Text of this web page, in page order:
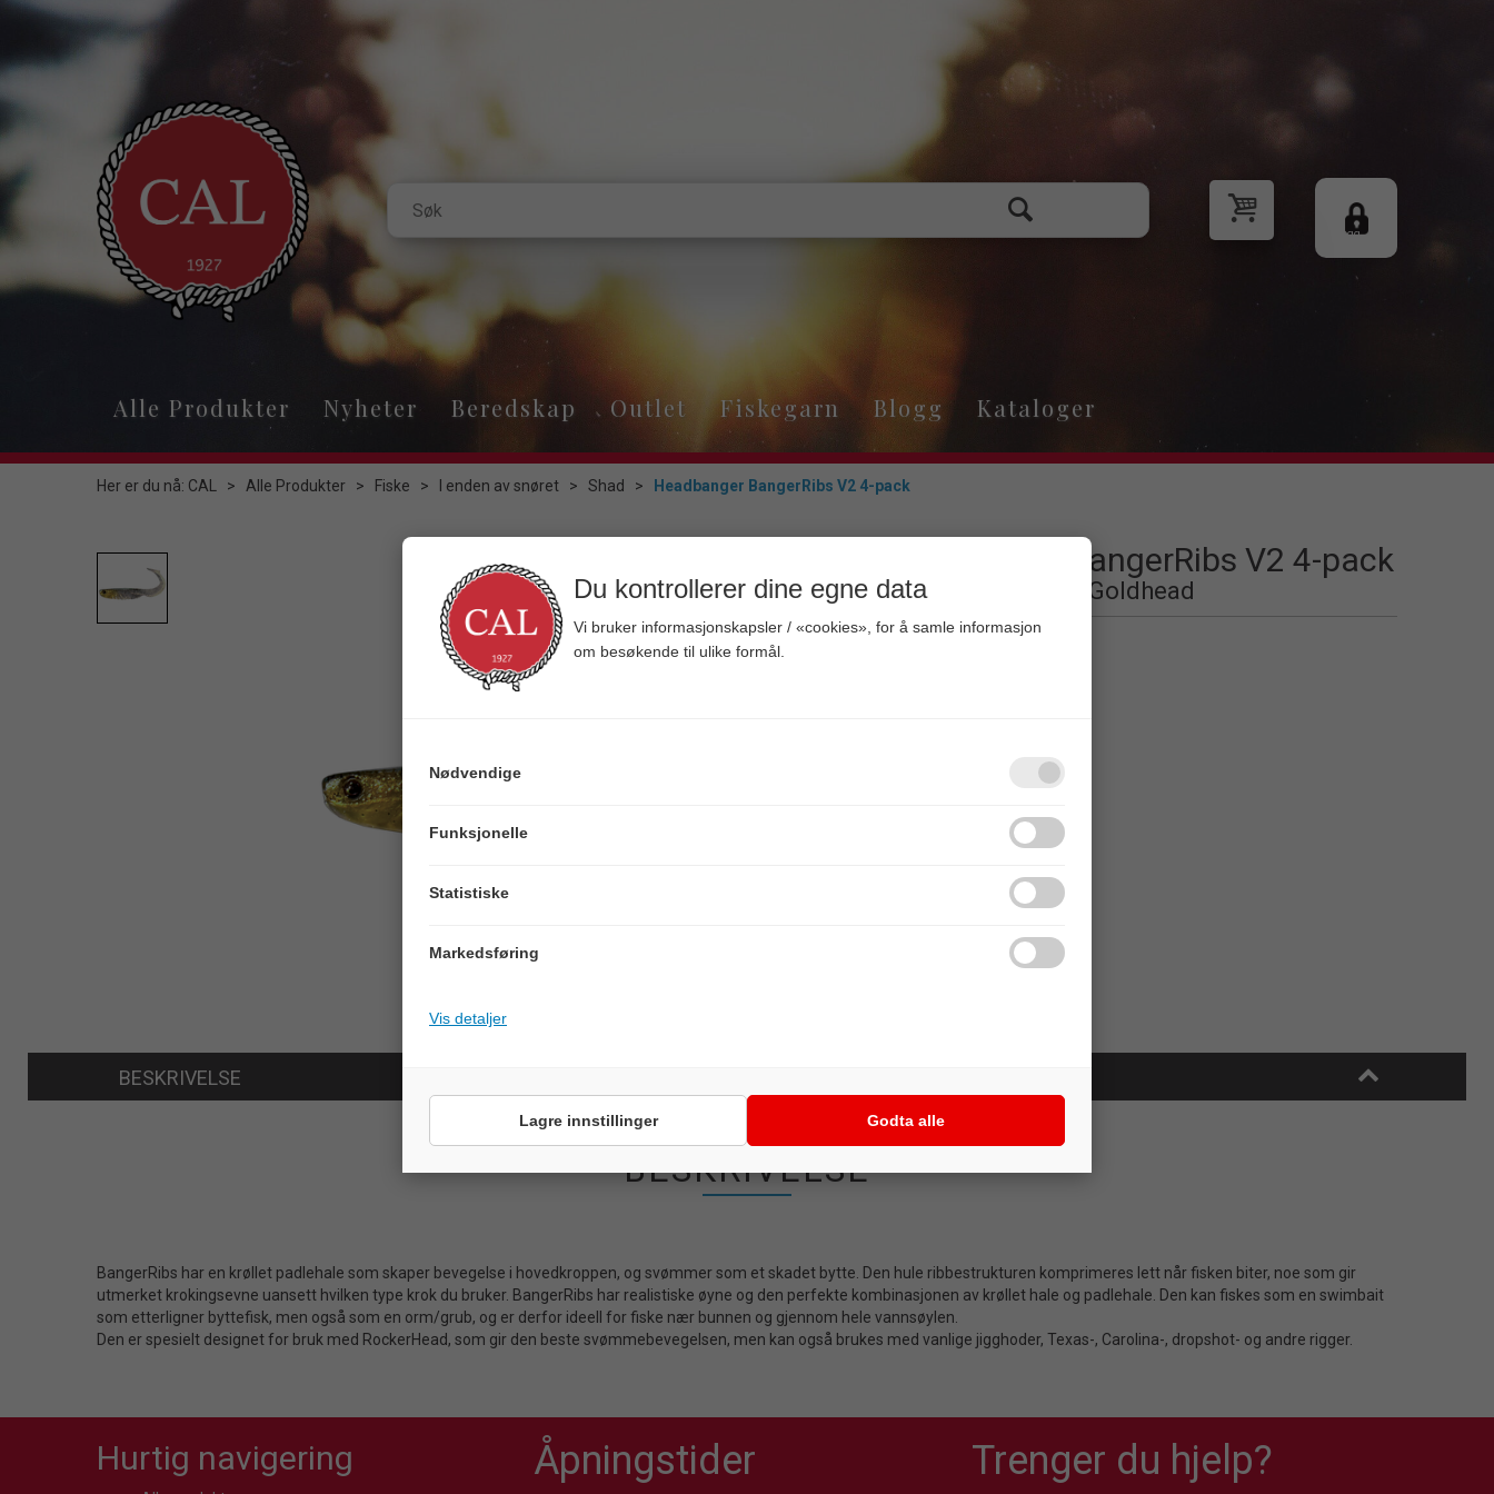
Logg
Alle Produkter Nyheter Beredskap Outlet Fiskegarn Blogg Kataloger
Her er du nå: CAL > Alle Produkter > Fiske > I enden av snøret > Shad > Headbanger BangerRibs V2 4-pack
Headbanger BangerRibs V2 4-pack
8,6 cm Softbait 7 g Goldhead
Varenr:106284
BESKRIVELSE
BESKRIVELSE
BangerRibs har en krøllet padlehale som skaper bevegelse i hovedkroppen, og svømmer som et skadet bytte. Den hule ribbestrukturen komprimeres lett når fisken biter, noe som gir
utmerket krokingsevne uansett hvilken type krok du bruker. BangerRibs har realistiske øyne og den perfekte kombinasjonen av krøllet hale og padlehale. Den kan fiskes som en swimbait
som etterligner byttefisk, men også som en orm/grub, og er derfor ideell for fiske nær bunnen og gjennom hele vannsøylen.
Den er spesielt designet for bruk med RockerHead, som gir den beste svømmebevegelsen, men kan også brukes med vanlige jigghoder, Texas-, Carolina-, dropshot- og andre rigger.
Hurtig navigering Åpningstider Trenger du hjelp?
Du kontrollerer dine egne data
Vi bruker informasjonskapsler / «cookies», for å samle informasjon
om besøkende til ulike formål.
Nødvendige
Funksjonelle
Statistiske
Markedsføring
Vis detaljer
Lagre innstillinger Godta alle